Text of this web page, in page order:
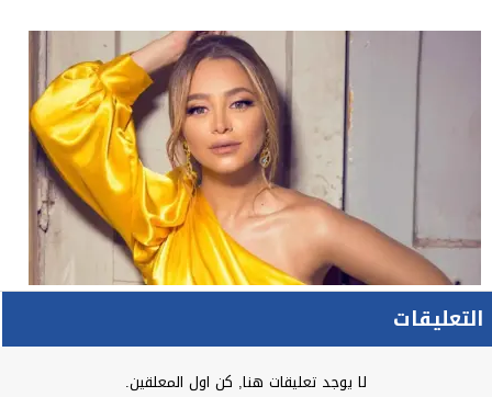
التعليقات
لا يوجد تعليقات هنا, كن اول المعلقين.